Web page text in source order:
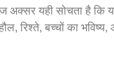
अक्सर यही सोचता है
रिश्ते, बच्चों का